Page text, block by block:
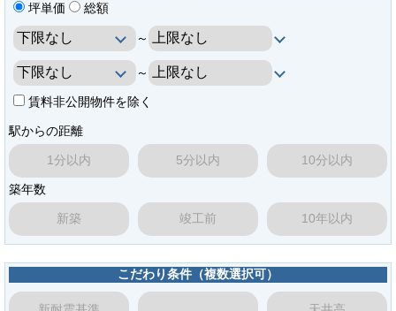
坪単価
総額
～
～
賃料非公開物件を除く
駅からの距離
1分以内 5分以内 10分以内
築年数
新築 竣工前 10年以内
こだわり条件（複数選択可）